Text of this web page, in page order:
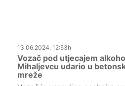
13.06.2024. 12:53h
Vozač pod utjecajem
Mihaljevcu udario u
mreže